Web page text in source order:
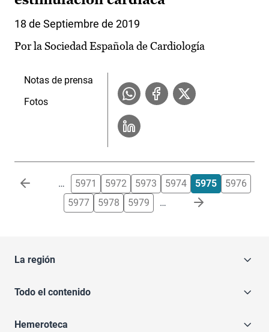
18 de Septiembre de 2019
Por la Sociedad Española de Cardiología
Notas de prensa
Fotos
Paginación … 5971 5972 5973 5974 5975
5976
5977
5978 5979 …
La región
Todo el contenido
Hemeroteca